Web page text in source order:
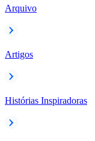
Arquivo
Artigos
Histórias Inspiradoras